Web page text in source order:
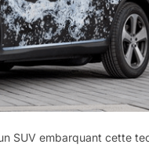
SUV embarquant cette